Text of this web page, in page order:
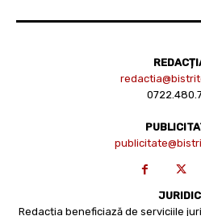
Redacția beneficiază de serviciile